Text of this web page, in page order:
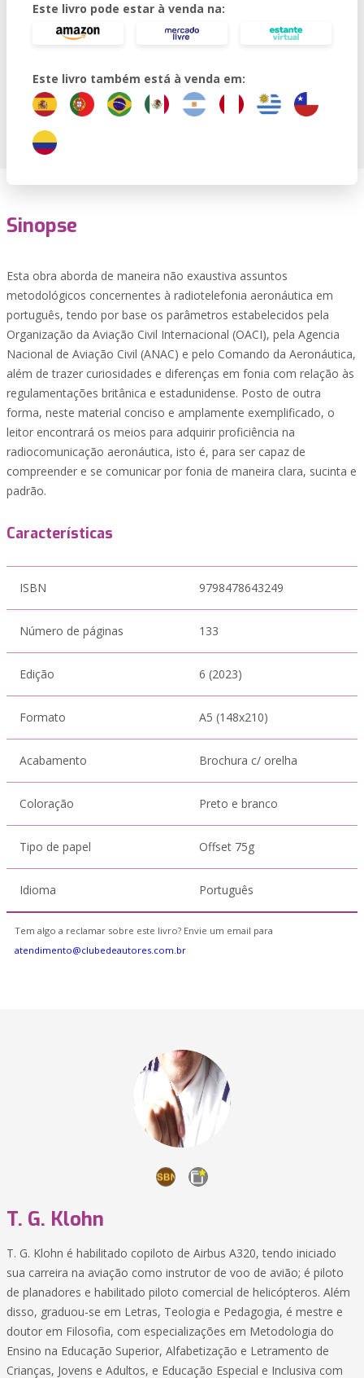
Este livro pode estar à venda na:
Este livro também está à venda em:
Sinopse
Esta obra aborda de maneira não exaustiva assuntos
metodológicos concernentes à radiotelefonia aeronáutica em
português, tendo por base os parâmetros estabelecidos pela
Organização da Aviação Civil Internacional (OACI), pela Agencia
Nacional de Aviação Civil (ANAC) e pelo Comando da Aeronáutica,
além de trazer curiosidades e diferenças em fonia com relação às
regulamentações britânica e estadunidense. Posto de outra
forma, neste material conciso e amplamente exemplificado, o
leitor encontrará os meios para adquirir proficiência na
radiocomunicação aeronáutica, isto é, para ser capaz de
compreender e se comunicar por fonia de maneira clara, sucinta e
padrão.
Características
ISBN 9798478643249
Número de páginas 133
Edição 6 (2023)
Formato A5 (148x210)
Acabamento Brochura c/ orelha
Coloração Preto e branco
Tipo de papel Offset 75g
Idioma Português
Tem algo a reclamar sobre este livro? Envie um email para
atendimento@clubedeautores.com.br
T. G. Klohn
T. G. Klohn é habilitado copiloto de Airbus A320, tendo iniciado
sua carreira na aviação como instrutor de voo de avião; é piloto
de planadores e habilitado piloto comercial de helicópteros. Além
disso, graduou-se em Letras, Teologia e Pedagogia, é mestre e
doutor em Filosofia, com especializações em Metodologia do
Ensino na Educação Superior, Alfabetização e Letramento de
Crianças, Jovens e Adultos, e Educação Especial e Inclusiva com